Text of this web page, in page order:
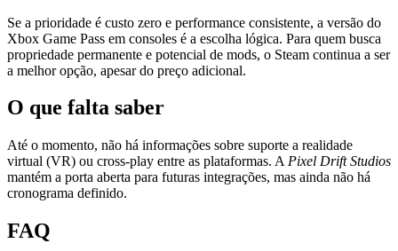
Se a prioridade é custo zero e performance consistente, a versão do
Xbox Game Pass em consoles é a escolha lógica. Para quem busca
propriedade permanente e potencial de mods, o Steam continua a ser
a melhor opção, apesar do preço adicional.
O que falta saber
Até o momento, não há informações sobre suporte a realidade
virtual (VR) ou cross‑play entre as plataformas. A Pixel Drift Studios
mantém a porta aberta para futuras integrações, mas ainda não há
cronograma definido.
FAQ